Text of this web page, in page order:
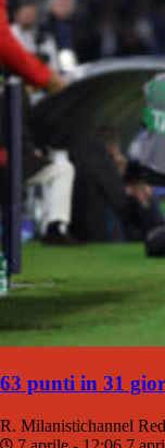
63 punti in 31
R. Milanistichannel